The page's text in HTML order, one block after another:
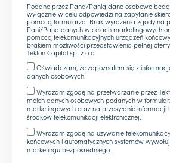
Podane przez Pana/Panią dane osobowe
wyłącznie w celu odpowiedzi na zapytanie
pomocą formularza. Brak wyrażenia zgody na
Pani/Pana danych w celach marketingowych
pomocą telekomunikacyjnych urządzeń
brakiem możliwości przedstawienia pełnej
Tekton Capital sp. z o.o.
Oświadczam, że zapoznałem się z
danych osobowych.
Wyrażam zgodę na przetwarzanie przez
moich danych osobowych podanych w
marketingowych oraz na przesyłanie
środków telekomunikacji elektronicznej.
Wyrażam zgodę na używanie
końcowych i automatycznych systemów
marketingu bezpośredniego.